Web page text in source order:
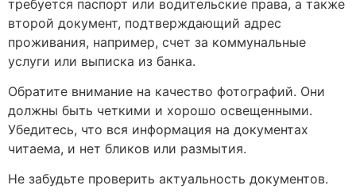
требуется паспорт или водительские права, а также
второй документ, подтверждающий адрес
проживания, например, счет за коммунальные
услуги или выписка из банка.
Обратите внимание на качество фотографий. Они
должны быть четкими и хорошо освещенными.
Убедитесь, что вся информация на документах
читаема, и нет бликов или размытия.
Не забудьте проверить актуальность документов.